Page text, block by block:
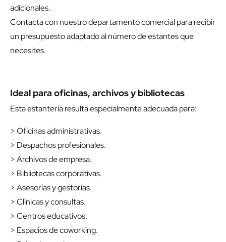
adicionales.
Contacta con nuestro departamento comercial para recibir
un presupuesto adaptado al número de estantes que
necesites.
Ideal para oficinas, archivos y bibliotecas
Esta estantería resulta especialmente adecuada para:
> Oficinas administrativas.
> Despachos profesionales.
> Archivos de empresa.
> Bibliotecas corporativas.
> Asesorías y gestorías.
> Clínicas y consultas.
> Centros educativos.
> Espacios de coworking.